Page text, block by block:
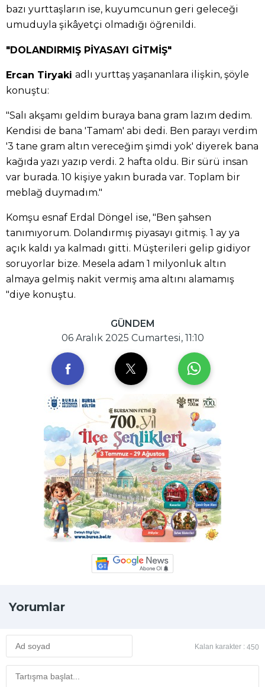
bazı yurttaşların ise, kuyumcunun geri geleceği
umuduyla şikâyetçi olmadığı öğrenildi.
"DOLANDIRMIŞ PİYASAYI GİTMİŞ"
Ercan Tiryaki adlı yurttaş yaşananlara ilişkin, şöyle
konuştu:
"Salı akşamı geldim buraya bana gram lazım dedim.
Kendisi de bana 'Tamam' abi dedi. Ben parayı verdim
'3 tane gram altın vereceğim şimdi yok' diyerek bana
kağıda yazı yazıp verdi. 2 hafta oldu. Bir sürü insan
var burada. 10 kişiye yakın burada var. Toplam bir
meblağ duymadım."
Komşu esnaf Erdal Döngel ise, "Ben şahsen
tanımıyorum. Dolandırmış piyasayı gitmiş. 1 ay ya
açık kaldı ya kalmadı gitti. Müşterileri gelip gidiyor
soruyorlar bize. Mesela adam 1 milyonluk altın
almaya gelmiş nakit vermiş ama altını alamamış
"diye konuştu.
GÜNDEM
06 Aralık 2025 Cumartesi, 11:10
Yorumlar
Kalan karakter : 450